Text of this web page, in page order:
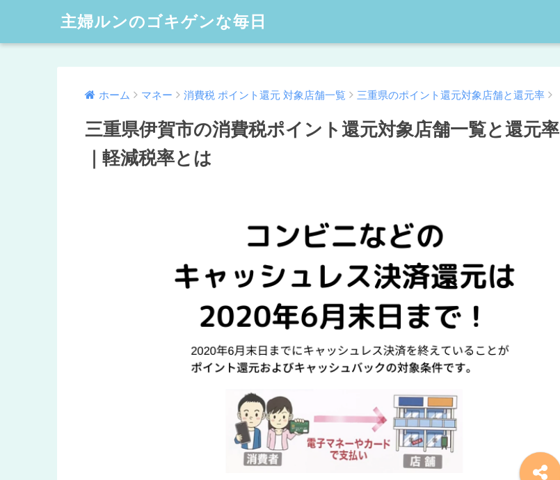
主婦ルンのゴキゲンな毎日
ホーム マネー 消費税 ポイント還元 対象店舗一覧 三重県のポイント還元対象店舗と還元率
三重県伊賀市の消費税ポイント還元対象店舗一覧と還元率
｜軽減税率とは